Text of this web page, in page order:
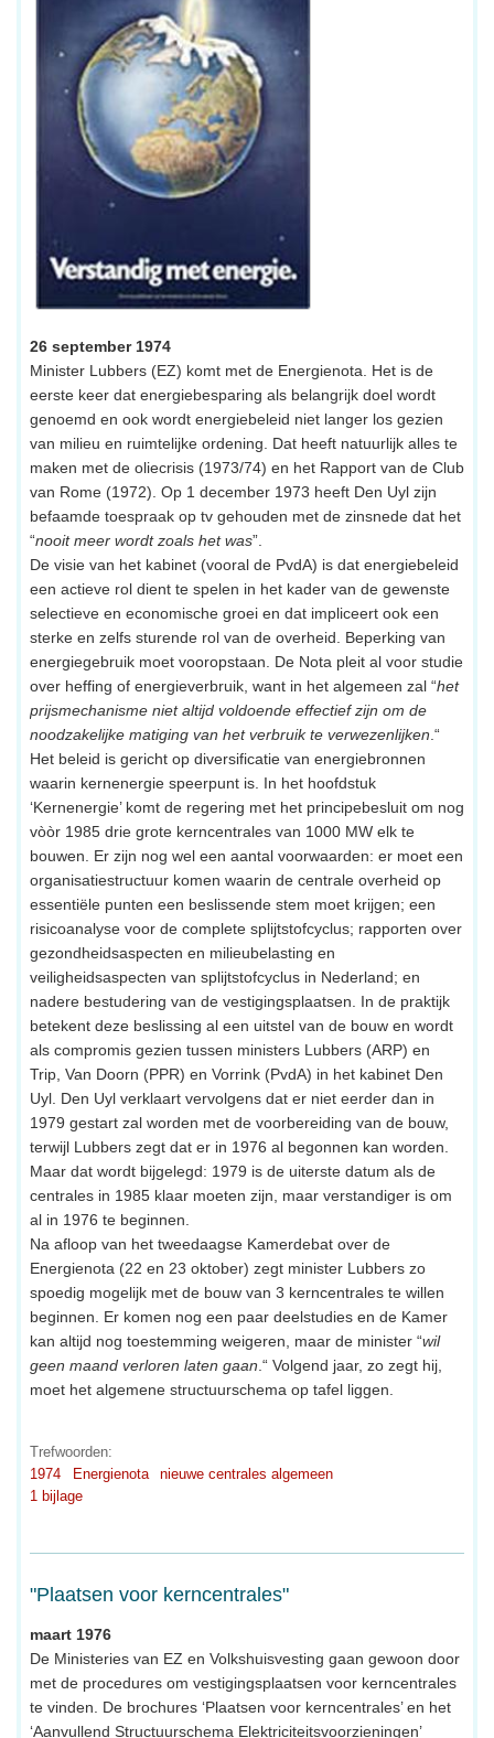
26 september 1974
Minister Lubbers (EZ) komt met de Energienota. Het is de
eerste keer dat energiebesparing als belangrijk doel wordt
genoemd en ook wordt energiebeleid niet langer los gezien
van milieu en ruimtelijke ordening. Dat heeft natuurlijk alles te
maken met de oliecrisis (1973/74) en het Rapport van de Club
van Rome (1972). Op 1 december 1973 heeft Den Uyl zijn
befaamde toespraak op tv gehouden met de zinsnede dat het
“nooit meer wordt zoals het was”.
De visie van het kabinet (vooral de PvdA) is dat energiebeleid
een actieve rol dient te spelen in het kader van de gewenste
selectieve en economische groei en dat impliceert ook een
sterke en zelfs sturende rol van de overheid. Beperking van
energiegebruik moet vooropstaan. De Nota pleit al voor studie
over heffing of energieverbruik, want in het algemeen zal “het
prijsmechanisme niet altijd voldoende effectief zijn om de
noodzakelijke matiging van het verbruik te verwezenlijken .“
Het beleid is gericht op diversificatie van energiebronnen
waarin kernenergie speerpunt is. In het hoofdstuk
‘Kernenergie’ komt de regering met het principebesluit om nog
vòòr 1985 drie grote kerncentrales van 1000 MW elk te
bouwen. Er zijn nog wel een aantal voorwaarden: er moet een
organisatiestructuur komen waarin de centrale overheid op
essentiële punten een beslissende stem moet krijgen; een
risicoanalyse voor de complete splijtstofcyclus; rapporten over
gezondheidsaspecten en milieubelasting en
veiligheidsaspecten van splijtstofcyclus in Nederland; en
nadere bestudering van de vestigingsplaatsen. In de praktijk
betekent deze beslissing al een uitstel van de bouw en wordt
als compromis gezien tussen ministers Lubbers (ARP) en
Trip, Van Doorn (PPR) en Vorrink (PvdA) in het kabinet Den
Uyl. Den Uyl verklaart vervolgens dat er niet eerder dan in
1979 gestart zal worden met de voorbereiding van de bouw,
terwijl Lubbers zegt dat er in 1976 al begonnen kan worden.
Maar dat wordt bijgelegd: 1979 is de uiterste datum als de
centrales in 1985 klaar moeten zijn, maar verstandiger is om
al in 1976 te beginnen.
Na afloop van het tweedaagse Kamerdebat over de
Energienota (22 en 23 oktober) zegt minister Lubbers zo
spoedig mogelijk met de bouw van 3 kerncentrales te willen
beginnen. Er komen nog een paar deelstudies en de Kamer
kan altijd nog toestemming weigeren, maar de minister “wil
geen maand verloren laten gaan .“ Volgend jaar, zo zegt hij,
moet het algemene structuurschema op tafel liggen.
Trefwoorden:
1974
Energienota
nieuwe centrales algemeen
1 bijlage
"Plaatsen voor kerncentrales"
maart 1976
De Ministeries van EZ en Volkshuisvesting gaan gewoon door
met de procedures om vestigingsplaatsen voor kerncentrales
te vinden. De brochures ‘Plaatsen voor kerncentrales’ en het
‘Aanvullend Structuurschema Elektriciteitsvoorzieningen’